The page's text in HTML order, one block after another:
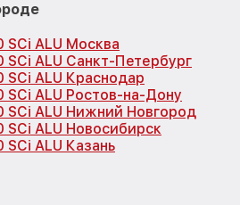
SCi ALU Москва
SCi ALU Санкт-Петербург
SCi ALU Краснодар
SCi ALU Ростов-на-Дону
SCi ALU Нижний Новгород
SCi ALU Новосибирск
ALU Казань